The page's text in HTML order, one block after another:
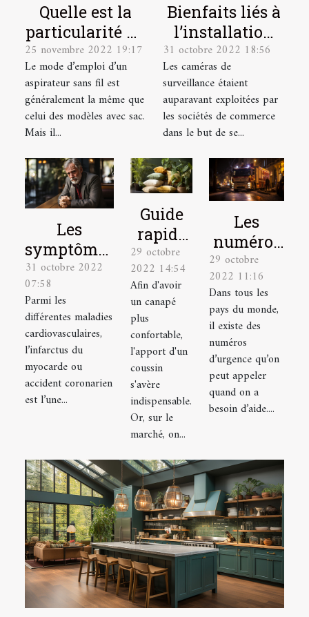
Quelle est la
particularité du
mode d’emploi
d’un aspirateur
sans sacs ?
25 novembre 2022 19:17
Le mode d’emploi d’un
aspirateur sans fil est
généralement la même que
celui des modèles avec sac.
Mais il...
Bienfaits liés à
l’installation
d’une caméra
de surveillance
chez soi
31 octobre 2022 18:56
Les caméras de
surveillance étaient
auparavant exploitées par
les sociétés de commerce
dans le but de se...
Les
symptômes
d’un
infarctus
du
myocarde
et la
réaction
d'urgence à
avoir
31 octobre 2022
07:58
Parmi les
différentes maladies
cardiovasculaires,
l’infarctus du
myocarde ou
accident coronarien
est l’une...
Guide
rapide
pour
choisir
un
coussin
tropical
29 octobre
2022 14:54
Afin d'avoir
un canapé
plus
confortable,
l'apport d'un
coussin
s'avère
indispensable.
Or, sur le
marché, on...
Les
numéros
à appeler
en
situation
d’urgence
à Lyon
29 octobre
2022 11:16
Dans tous les
pays du monde,
il existe des
numéros
d’urgence qu’on
peut appeler
quand on a
besoin d’aide....